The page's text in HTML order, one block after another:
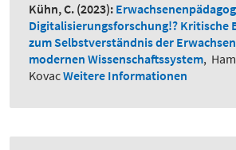
Kühn, C. (2023):
Digitalisierungsforschung!? Kritische
zum Selbstverständnis der
modernen Wissenschaftssystem,
KovacWeitere Informationen